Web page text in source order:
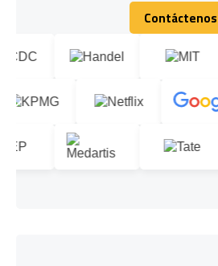
Contáctenos
Contáctenos